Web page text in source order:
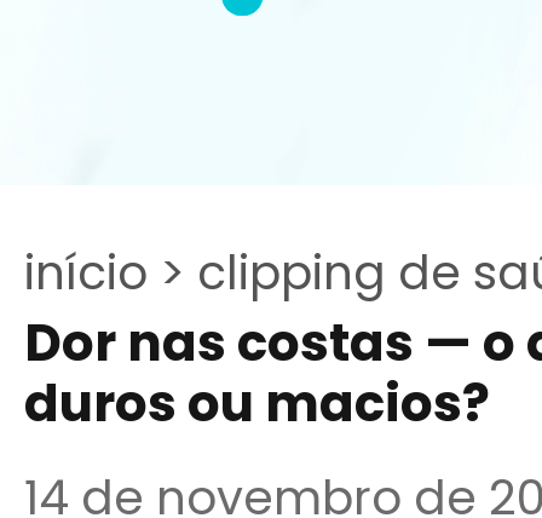
início > clipping de
Dor nas costas — o
duros ou macios?
14 de novembro de